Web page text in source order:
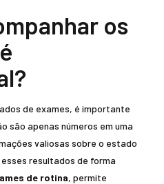
os
de exames, é importante
são apenas números em uma
valiosas sobre o estado
resultados de forma
de rotina, permite